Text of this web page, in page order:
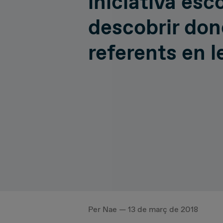
Hiperconnectivity
descobrir
referents en
Per Nae — 13 de març de 2018